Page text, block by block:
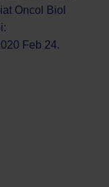
Oncol Biol
Feb 24.